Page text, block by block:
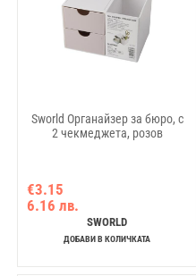
Sworld Органайзер за бюро, с
2 чекмеджета, розов
€3.15
6.16 лв.
SWORLD
ДОБАВИ В КОЛИЧКАТА